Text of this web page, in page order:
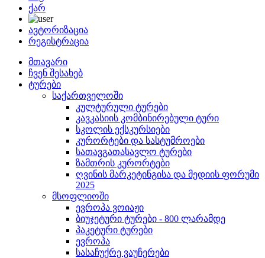
ქარ
ავტორიზაცია
რეგისტრაცია
მთავარი
ჩვენ შესახებ
ტურები
საქართველოში
კულტურული ტურები
კავკასიის კომბინირებული ტური
სკოლის ექსკურსიები
კურორტები და სასტუმროები
სათავგათასავლო ტურები
ზამთრის კურორტები
ღვინის მარკეტინგისა და მედიის ფორუმი
2025
მსოფლიოში
ევროპა ვოიაჟი
ბიუჯეტური ტურები - 800 ლარამდე
პაკეტური ტურები
ევროპა
სასაჩუქრე ვაუჩერები